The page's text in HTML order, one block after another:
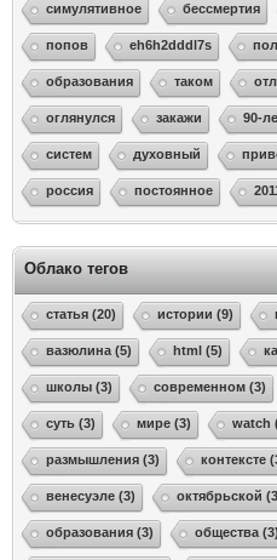
симулятивное бессмертия
попов eh6h2dddl7s
образования таком
оглянулся закажи 90-
систем духовный
россия постоянное
Облако тегов
статья (20) истории (9)
вазюлина (5) html (5)
школы (3) современном (3)
суть (3) мире (3) watch
размышления (3) контексте
венесуэле (3) октябрьской
образования (3) общества (3)